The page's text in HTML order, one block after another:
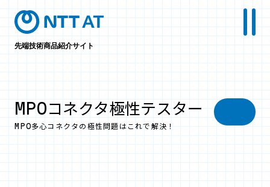
先端技術商品紹介サイト
MPOコネクタ極性テスター
MPO多心コネクタの極性問題はこれで解決！